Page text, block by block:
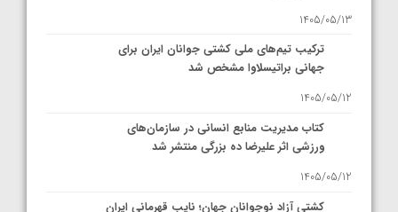
1405/05/13
ترکیب تیم‌های ملی کشتی جوانان ایران برای
جهانی براتیسلاوا مشخص شد
1405/05/12
کتاب مدیریت منابع انسانی در سازمان‌های
ورزشی اثر علیرضا ده بزرگی منتشر شد
1405/05/12
کشتی آزاد نوجوانان جهان؛ نایب قهرمانی ایران